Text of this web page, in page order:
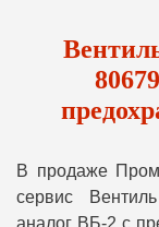
В продаже
сервис
аналог ВБ-2 с